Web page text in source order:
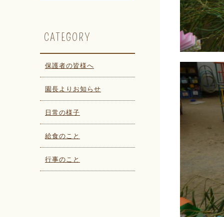
CATEGORY
保護者の皆様へ
園長よりお知らせ
日常の様子
給食のこと
行事のこと